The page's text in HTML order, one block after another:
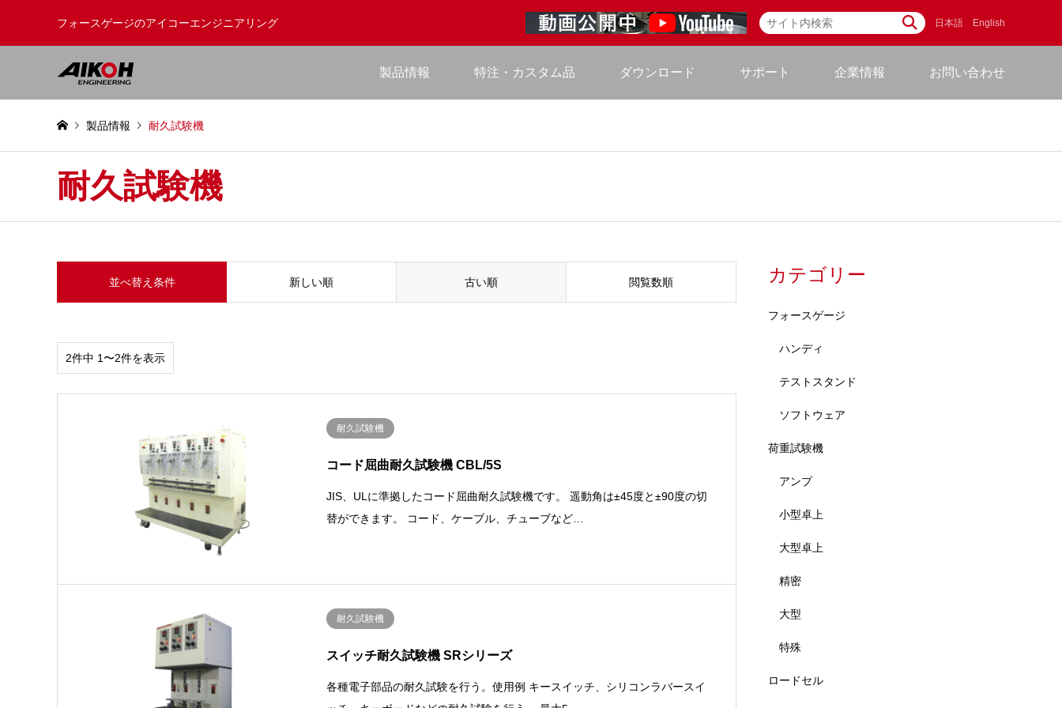
フォースゲージのアイコーエンジニアリング 日本語 English
製品情報 特注・カスタム品 ダウンロード サポート 企業情報 お問い合わせ
製品情報 耐久試験機
耐久試験機
並べ替え条件 新しい順 古い順 閲覧数順
2件中 1〜2件を表示
耐久試験機
コード屈曲耐久試験機 CBL/5S
JIS、ULに準拠したコード屈曲耐久試験機です。 遥動角は±45度と±90度の切
替ができます。 コード、ケーブル、チューブなど…
耐久試験機
スイッチ耐久試験機 SRシリーズ
各種電子部品の耐久試験を行う。使用例 キースイッチ、シリコンラバースイ
カテゴリー
フォースゲージ
ハンディ
テストスタンド
ソフトウェア
荷重試験機
アンプ
小型卓上
大型卓上
精密
大型
特殊
ロードセル